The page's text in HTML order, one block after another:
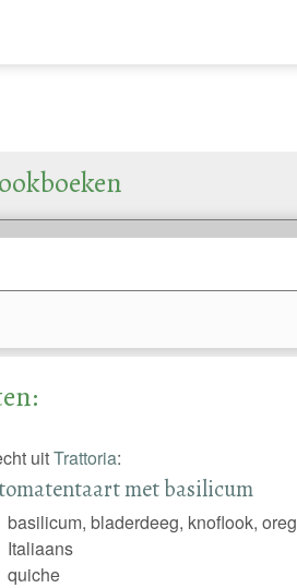
uitTrattoria:
met basilicum
basilicum, bladerdeeg, knoflook,
Italiaans
quiche